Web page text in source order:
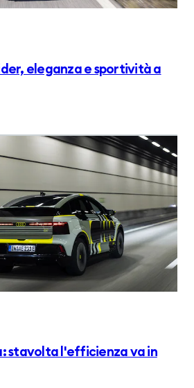
eleganza e sportività a
stavolta l'efficienza va in